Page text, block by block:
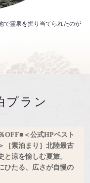
で霊泉を掘り当てられたのが
プラン
OFF■＜公式HPベスト
［素泊まり］北陸最古
と涼を愉しむ夏旅。
ひたる、広さが自慢の